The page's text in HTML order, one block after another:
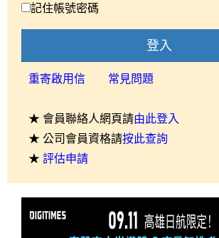
記住帳號密碼
登入
重寄啟用信 常見問題
★ 會員聯絡人網頁請由此登入
★ 公司會員資格請按此查詢
★ 評估申請